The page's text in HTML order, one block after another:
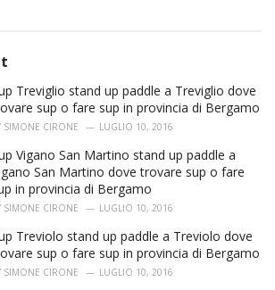
Treviglio stand up paddle a Treviglio dove
sup o fare sup in provincia di Bergamo
SIMONE CIRONE LUGLIO 10, 2016
Vigano San Martino stand up paddle a
San Martino dove trovare sup o fare
in provincia di Bergamo
SIMONE CIRONE LUGLIO 10, 2016
Treviolo stand up paddle a Treviolo dove
sup o fare sup in provincia di Bergamo
SIMONE CIRONE LUGLIO 10, 2016